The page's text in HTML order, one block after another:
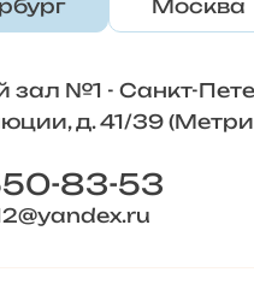
Москва
зал №1 - Санкт-
д. 41/39
83-53